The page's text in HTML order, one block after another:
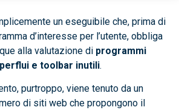
un eseguibile che, prima di
d’interesse per l’utente, obbliga
alla valutazione di programmi
e toolbar inutili.
purtroppo, viene tenuto da un
di siti web che propongono il